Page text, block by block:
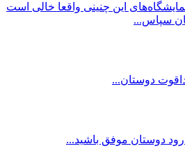
این چنینی واقعا خالی است
سپاس...
دوستان...
دوستان موفق باشید...